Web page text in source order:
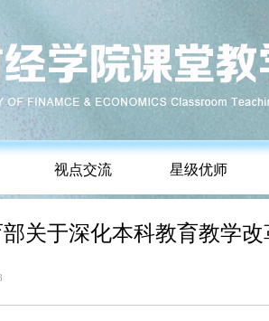
视点交流 星级优师
关于深化本科教育教学